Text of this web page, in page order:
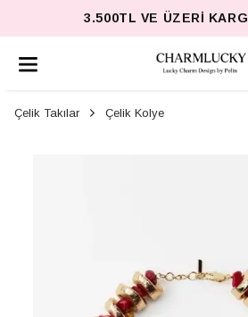
3.500TL VE ÜZERI
Çelik Takılar Çelik Kolye